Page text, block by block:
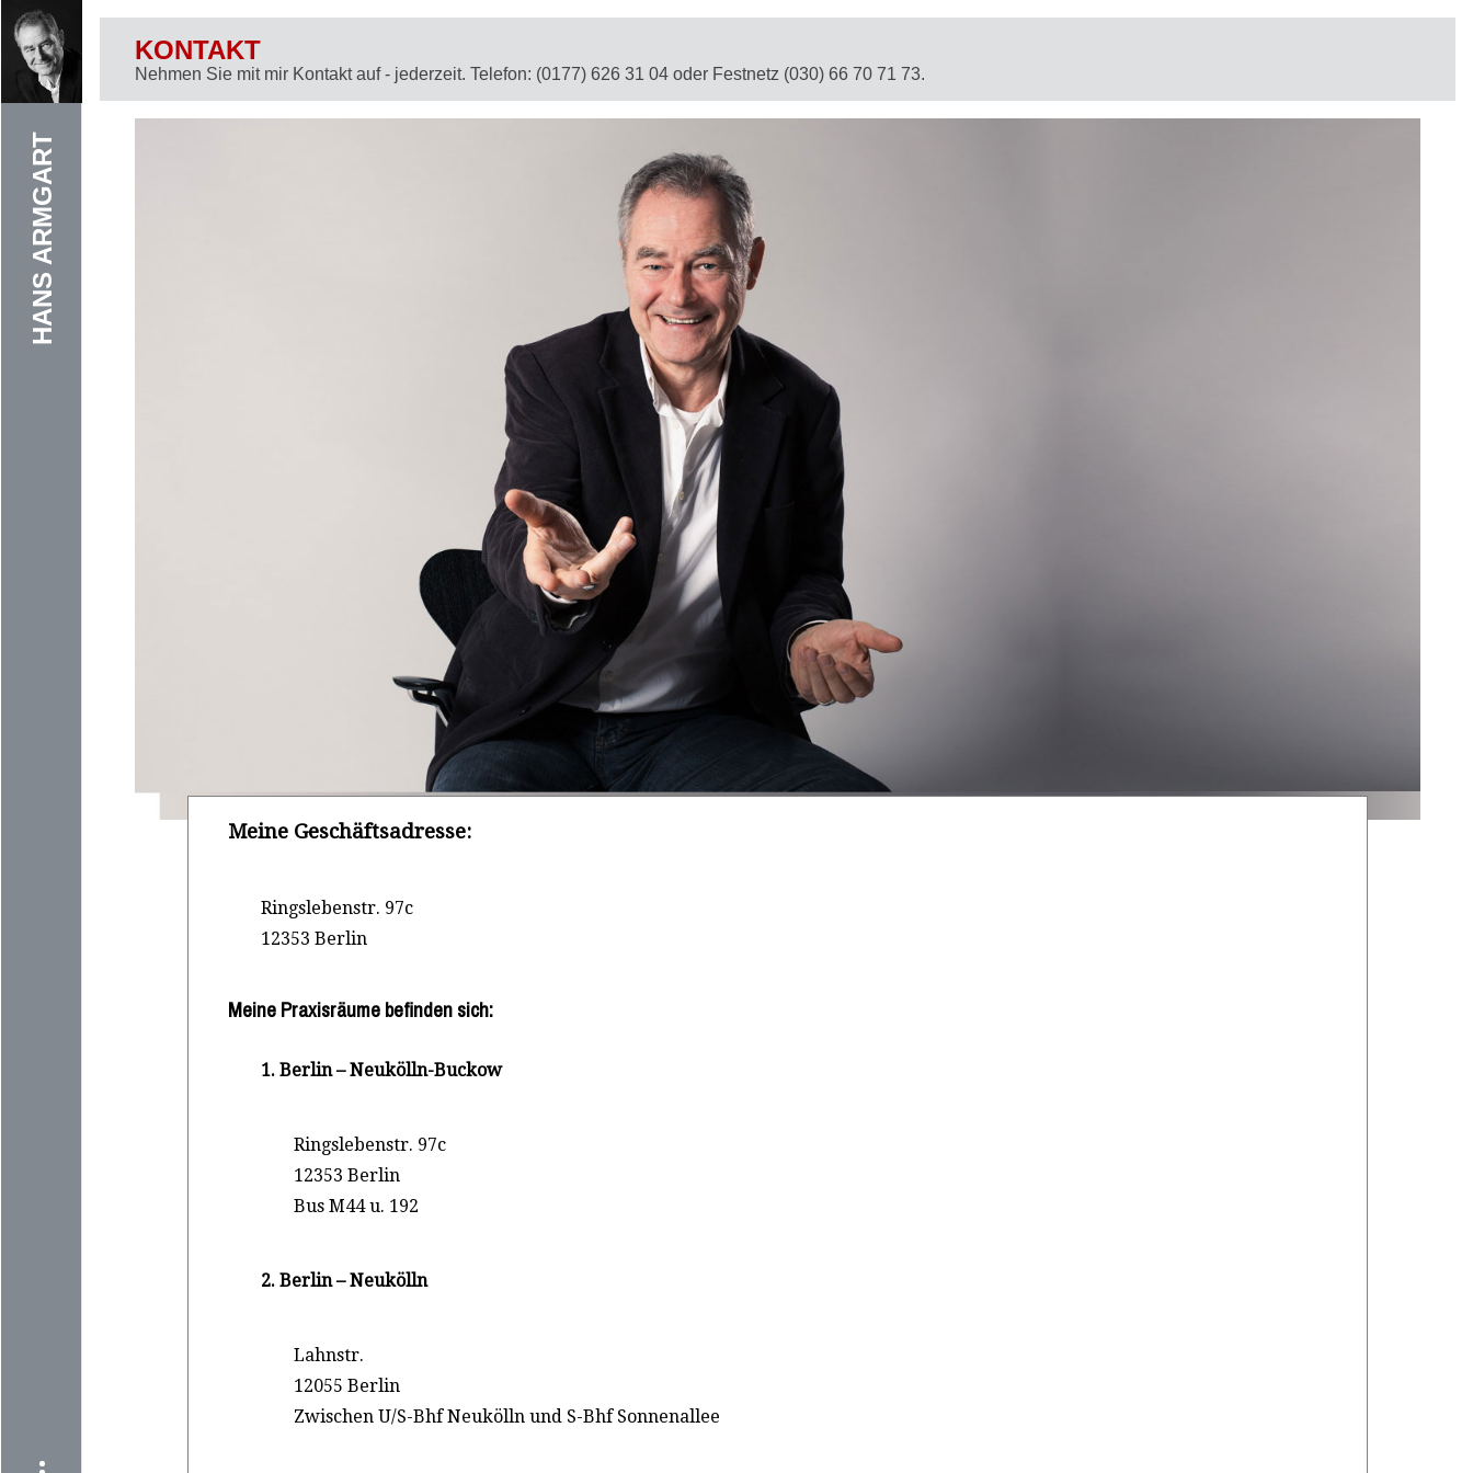
KONTAKT
Nehmen Sie mit mir Kontakt auf - jederzeit. Telefon: (0177) 626 31 04 oder Festnetz (030) 66 70 71 73.
Meine Geschäftsadresse:
Ringslebenstr. 97c
12353 Berlin
Meine Praxisräume befinden sich:
1. Berlin – Neukölln-Buckow
Ringslebenstr. 97c
12353 Berlin
Bus M44 u. 192
2. Berlin – Neukölln
Lahnstr.
12055 Berlin
Zwischen U/S-Bhf Neukölln und S-Bhf Sonnenallee
HANS ARMGART